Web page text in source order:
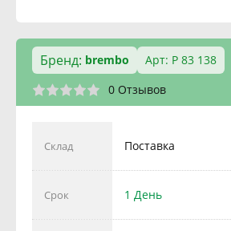
Бренд: brembo
Арт: P 83 138
0 Отзывов
Склад Поставка
Срок 1 День